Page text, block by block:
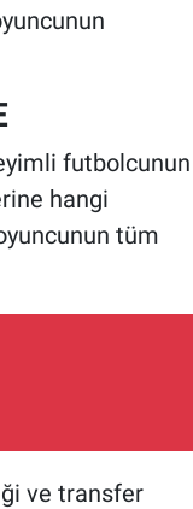
futbolcunun
hangi
tüm
ve transfer